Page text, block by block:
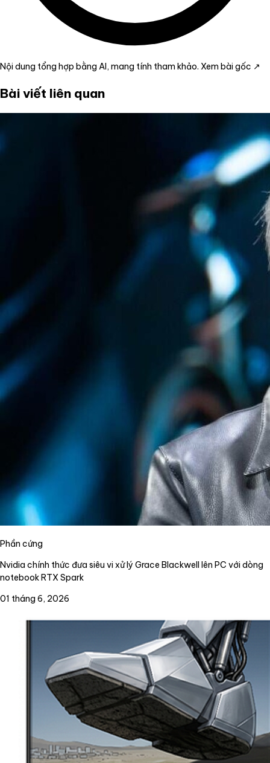
Nội dung tổng hợp bằng AI, mang tính tham khảo. Xem bài gốc ↗
Bài viết liên quan
Phần cứng
Nvidia chính thức đưa siêu vi xử lý Grace Blackwell lên PC với dòng
notebook RTX Spark
01 tháng 6, 2026